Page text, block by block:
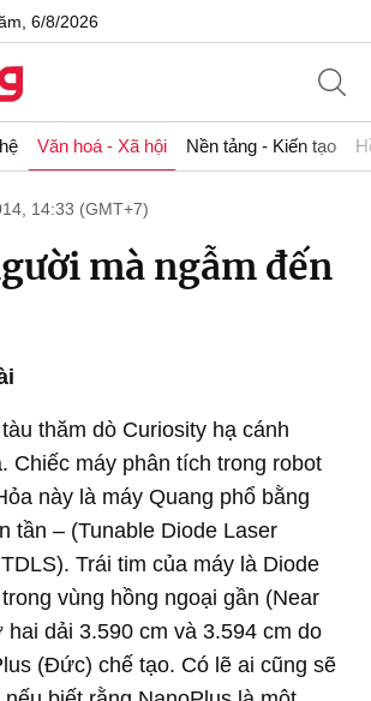
6/8/2026
Văn hoá - Xã hội Nền tảng - Kiến tạo
14:33 (GMT+7)
mà ngẫm đến
thăm dò Curiosity hạ cánh
Chiếc máy phân tích trong robot
này là máy Quang phổ bằng
tần – (Tunable Diode Laser
Trái tim của máy là Diode
vùng hồng ngoại gần (Near
hai dải 3.590 cm và 3.594 cm do
(Đức) chế tạo. Có lẽ ai cũng sẽ